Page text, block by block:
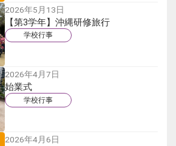
2026年5月13日
【第3学年】沖縄研修旅行
学校行事
2026年4月7日
始業式
学校行事
2026年4月6日